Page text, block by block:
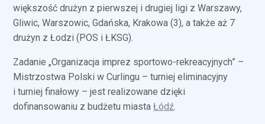
większość drużyn z pierwszej i drugiej ligi z Warszawy,
Gliwic, Warszowic, Gdańska, Krakowa (3), a także aż 7
drużyn z Łodzi (POS i ŁKSG).
Zadanie „Organizacja imprez sportowo-rekreacyjnych” –
Mistrzostwa Polski w Curlingu – turniej eliminacyjny
i turniej finałowy – jest realizowane dzięki
dofinansowaniu z budżetu miastaŁódź.